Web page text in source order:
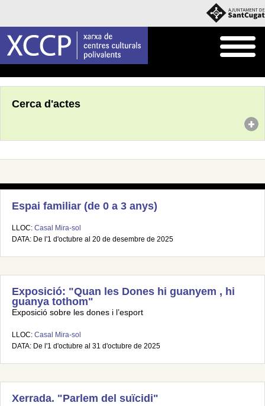
Cerca d'actes
Espai familiar (de 0 a 3 anys)
LLOC: Casal Mira-sol
DATA: De l'1 d'octubre al 20 de desembre de 2025
Exposició: "Quan les Dones hi guanyem , hi
guanya tothom"
Exposició sobre les dones i l’esport
LLOC: Casal Mira-sol
DATA: De l'1 d'octubre al 31 d'octubre de 2025
Xerrada. "Parlem del suïcidi"